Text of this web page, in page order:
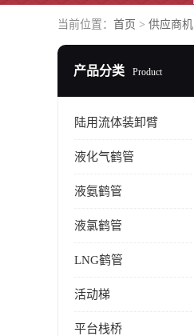
当前位置： 首页 > 供应商机
产品分类 Product
陆用流体装卸臂
液化气鹤管
液氨鹤管
液氯鹤管
LNG鹤管
活动梯
平台栈桥